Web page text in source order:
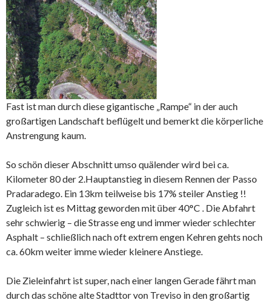
Fast ist man durch diese gigantische „Rampe“ in der auch
großartigen Landschaft beflügelt und bemerkt die körperliche
Anstrengung kaum.
So schön dieser Abschnitt umso quälender wird bei ca.
Kilometer 80 der 2.Hauptanstieg in diesem Rennen der Passo
Pradaradego. Ein 13km teilweise bis 17% steiler Anstieg !!
Zugleich ist es Mittag geworden mit über 40°C . Die Abfahrt
sehr schwierig – die Strasse eng und immer wieder schlechter
Asphalt – schließlich nach oft extrem engen Kehren gehts noch
ca. 60km weiter imme wieder kleinere Anstiege.
Die Zieleinfahrt ist super, nach einer langen Gerade fährt man
durch das schöne alte Stadttor von Treviso in den großartig